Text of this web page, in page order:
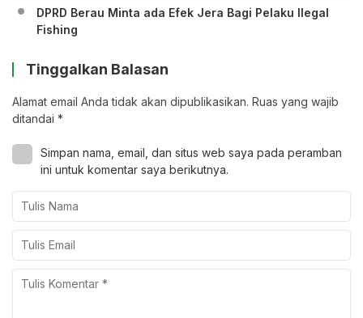
DPRD Berau Minta ada Efek Jera Bagi Pelaku Ilegal
Fishing
Tinggalkan Balasan
Alamat email Anda tidak akan dipublikasikan. Ruas yang wajib
ditandai *
Simpan nama, email, dan situs web saya pada peramban
ini untuk komentar saya berikutnya.